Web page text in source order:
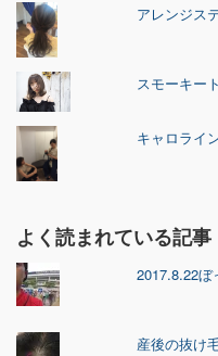
アレンジス
スモーキー
キャロライ
よく読まれている記事
2017.8.22
産後の抜け